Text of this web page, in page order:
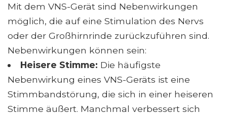
Mit dem VNS-Gerät sind Nebenwirkungen
möglich, die auf eine Stimulation des Nervs
oder der Großhirnrinde zurückzuführen sind.
Nebenwirkungen können sein:
Heisere Stimme: Die häufigste
Nebenwirkung eines VNS-Geräts ist eine
Stimmbandstörung, die sich in einer heiseren
Stimme äußert. Manchmal verbessert sich